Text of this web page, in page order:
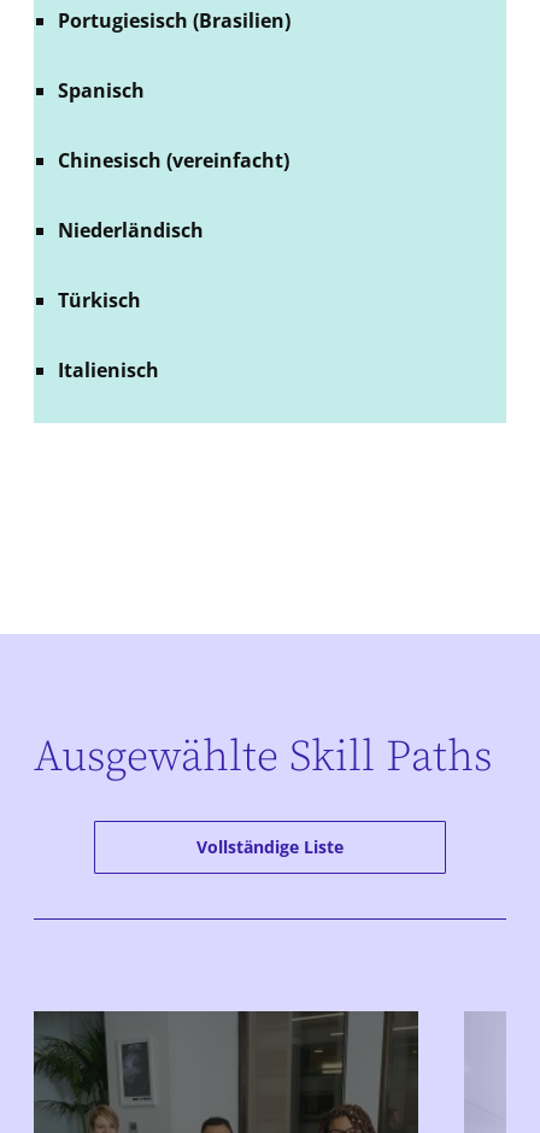
Portugiesisch (Brasilien)
Spanisch
Chinesisch (vereinfacht)
Niederländisch
Türkisch
Italienisch
Ausgewählte Skill Paths
Vollständige Liste